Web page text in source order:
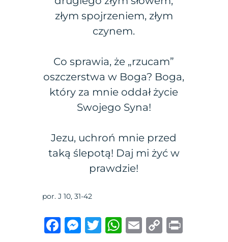
złym spojrzeniem, złym
czynem.
Co sprawia, że „rzucam”
oszczerstwa w Boga? Boga,
który za mnie oddał życie
Swojego Syna!
Jezu, uchroń mnie przed
taką ślepotą! Daj mi żyć w
prawdzie!
por. J 10, 31-42
F
M T
W E
C